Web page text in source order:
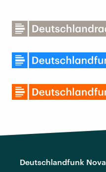
Deutschlandfunk Nova